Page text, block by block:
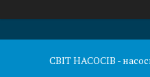
СВІТ НАСОСІВ -